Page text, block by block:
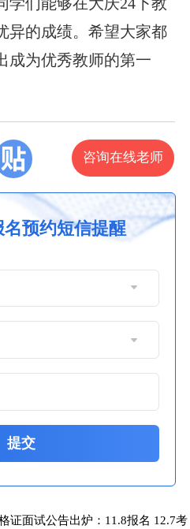
异的成绩。希望大家都
成为优秀教师的第一
咨询在线老师
预约短信提醒
提交
证面试公告出炉：11.8报名 12.7考